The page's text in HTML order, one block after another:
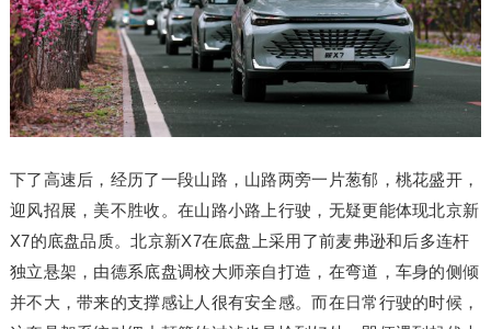
下了高速后，经历了一段山路，山路两旁一片葱郁，桃花盛开，
迎风招展，美不胜收。在山路小路上行驶，无疑更能体现北京新
X7的底盘品质。北京新X7在底盘上采用了前麦弗逊和后多连杆
独立悬架，由德系底盘调校大师亲自打造，在弯道，车身的侧倾
并不大，带来的支撑感让人很有安全感。而在日常行驶的时候，